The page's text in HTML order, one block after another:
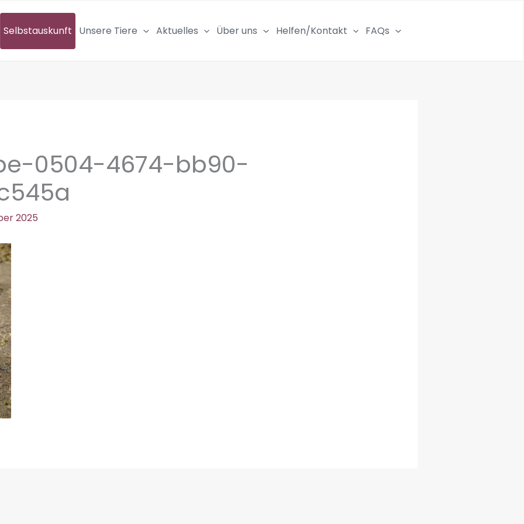
Selbstauskunft Unsere Tiere Aktuelles Über uns Helfen/Kontakt FAQs
0504-4674-bb90-
2025